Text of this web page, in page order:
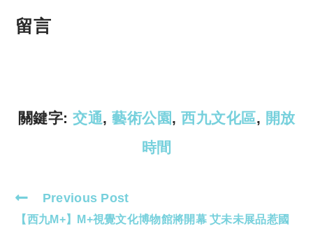
k
p
留言
關鍵字: 交通, 藝術公園, 西九文化區, 開放
時間
Read
more
Previous Post
【西九M+】M+視覺文化博物館將開幕 艾未未展品惹國